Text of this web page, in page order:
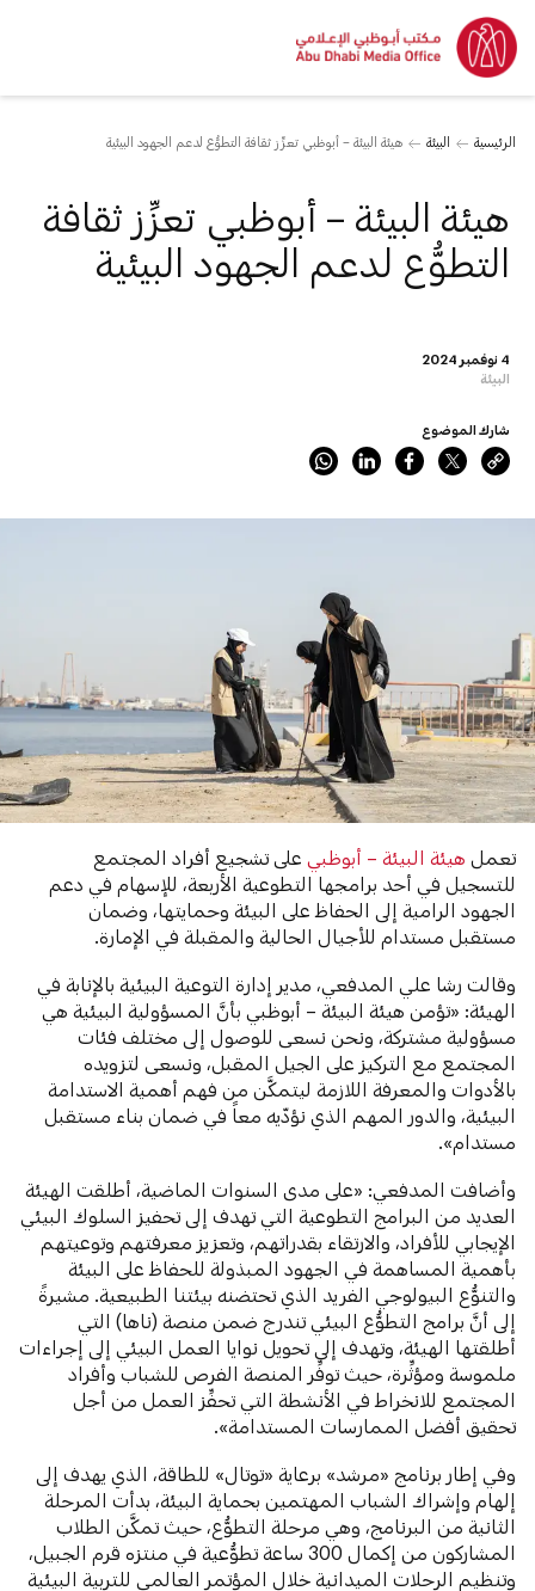
الرئيسية البيئة هيئة البيئة – أبوظبي تعزِّز ثقافة التطوُّع لدعم الجهود البيئية
4 نوفمبر 2024
البيئة
هيئة البيئة – أبوظبي تعزِّز ثقافة
التطوُّع لدعم الجهود البيئية
شارك الموضوع
تعملهيئة البيئة – أبوظبي على تشجيع أفراد المجتمع
للتسجيل في أحد برامجها التطوعية الأربعة، للإسهام في دعم
الجهود الرامية إلى الحفاظ على البيئة وحمايتها، وضمان
مستقبل مستدام للأجيال الحالية والمقبلة في الإمارة.
وقالت رشا علي المدفعي، مدير إدارة التوعية البيئية بالإنابة في
الهيئة: «تؤمن هيئة البيئة – أبوظبي بأنَّ المسؤولية البيئية هي
مسؤولية مشتركة، ونحن نسعى للوصول إلى مختلف فئات
المجتمع مع التركيز على الجيل المقبل، ونسعى لتزويده
بالأدوات والمعرفة اللازمة ليتمكَّن من فهم أهمية الاستدامة
البيئية، والدور المهم الذي نؤدّيه معاً في ضمان بناء مستقبل
مستدام».
وأضافت المدفعي: «على مدى السنوات الماضية، أطلقت الهيئة
العديد من البرامج التطوعية التي تهدف إلى تحفيز السلوك البيئي
الإيجابي للأفراد، والارتقاء بقدراتهم، وتعزيز معرفتهم وتوعيتهم
بأهمية المساهمة في الجهود المبذولة للحفاظ على البيئة
والتنوُّع البيولوجي الفريد الذي تحتضنه بيئتنا الطبيعية. مشيرةً
إلى أنَّ برامج التطوُّع البيئي تندرج ضمن منصة (ناها) التي
أطلقتها الهيئة، وتهدف إلى تحويل نوايا العمل البيئي إلى إجراءات
ملموسة ومؤثِّرة، حيث توفِّر المنصة الفرص للشباب وأفراد
المجتمع للانخراط في الأنشطة التي تحفِّز العمل من أجل
تحقيق أفضل الممارسات المستدامة».
وفي إطار برنامج «مرشد» برعاية «توتال» للطاقة، الذي يهدف إلى
إلهام وإشراك الشباب المهتمين بحماية البيئة، بدأت المرحلة
الثانية من البرنامج، وهي مرحلة التطوُّع، حيث تمكَّن الطلاب
المشاركون من إكمال 300 ساعة تطوُّعية في منتزه قرم الجبيل،
وتنظيم الرحلات الميدانية خلال المؤتمر العالمي للتربية البيئية